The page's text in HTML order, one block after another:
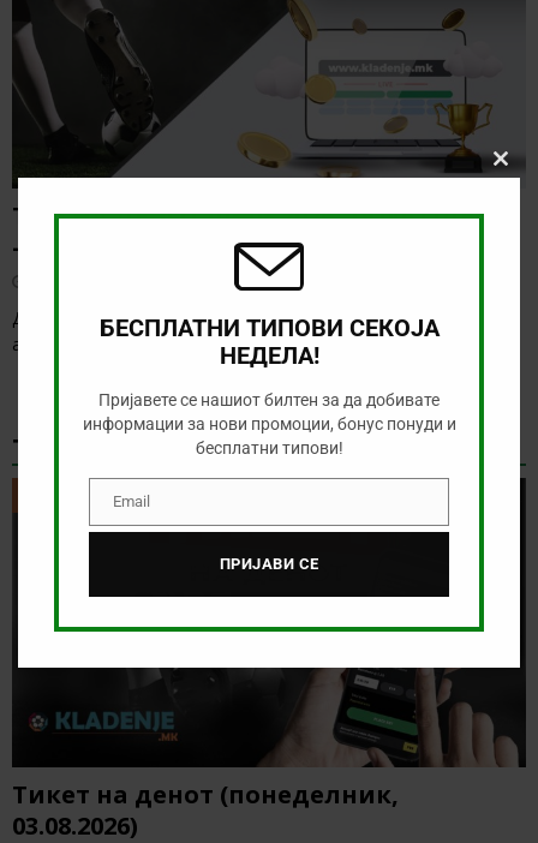
ТИП НА ДЕНОТ (03.08.2026, 19:00) ОДЕНСЕ
– СОНДЕРЈИСКЕ
Денес нема голема понуда за обложување, а ние ќе го
анализираме дуелот од данската Суперлига[…]
ТИКЕТ НА ДЕНОТ
ТИКЕТ НА ДЕНОТ
Тикет на денот (понеделник,
03.08.2026)
Close
БЕСПЛАТНИ ТИПОВИ СЕКОЈА
НЕДЕЛА!
Пријавете се нашиот билтен за да добивате
информации за нови промоции, бонус понуди и
бесплатни типови!
EmailEmail
ПРИЈАВИ СЕ